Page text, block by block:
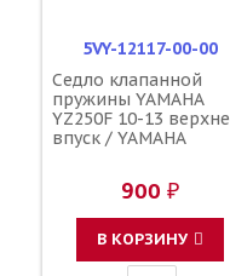
5VY-12117-00-00
Седло клапанной
пружины YAMAHA
YZ250F 10-13
впуск / YAMAHA
900 ₽
В КОРЗИНУ